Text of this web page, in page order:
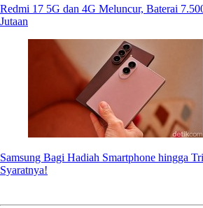
Redmi 17 5G dan 4G Meluncur, Baterai
Jutaan
Samsung Bagi Hadiah Smartphone hingga
Syaratnya!